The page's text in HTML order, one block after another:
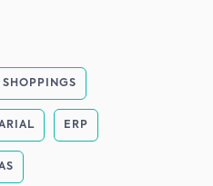
SHOPPINGS
ERP